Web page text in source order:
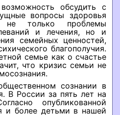
обсудить с
вопросы здоровья
только проблемы
и лечения, но и
семейных ценностей,
благополучия.
семье как о счастье
что кризис семьи не
сознании в
В России за пять лет на
опубликованной
и более детьми в нашей